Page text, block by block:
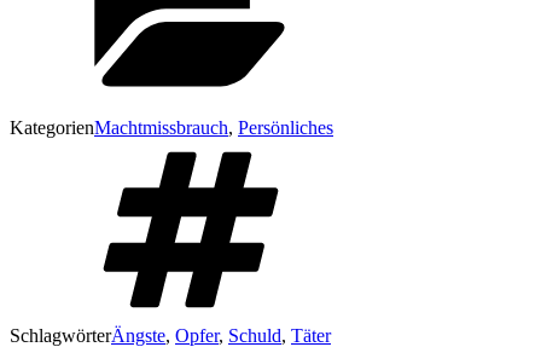
KategorienMachtmissbrauch, Persönliches
SchlagwörterÄngste, Opfer, Schuld, Täter